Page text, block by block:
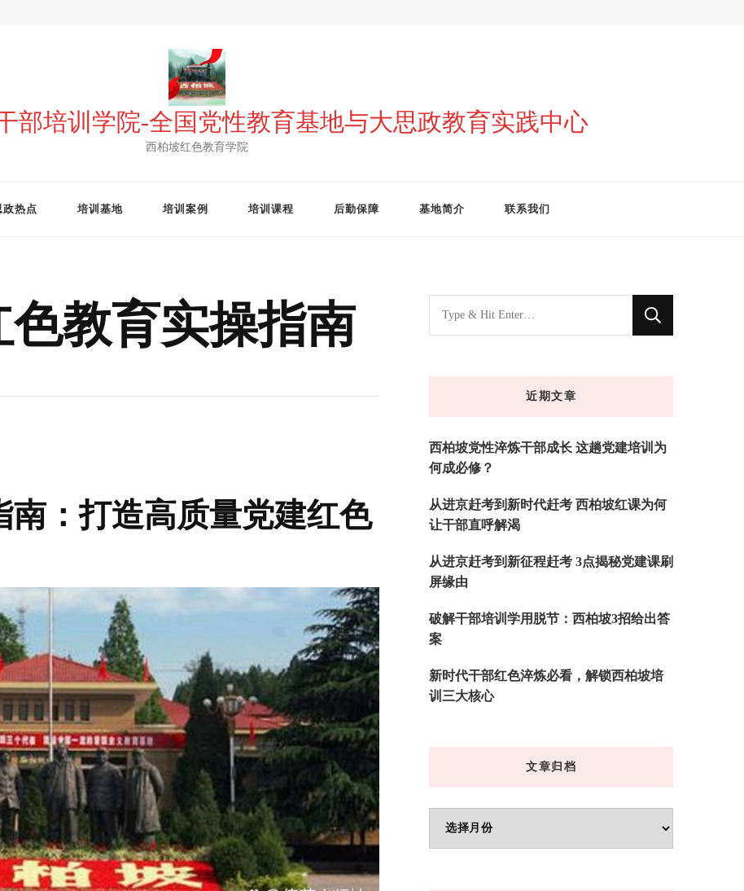
部培训学院-全国党性教育基地与大思政教育实践中心
西柏坡红色教育学院
政热点 培训基地 培训案例 培训课程 后勤保障 基地简介 联系我们
教育实操指南
南：打造高质量党建红色
找
什
近期文章
西柏坡党性淬炼干部成长 这趟党建培训为
何成必修？
从进京赶考到新时代赶考 西柏坡红课为何
让干部直呼解渴
从进京赶考到新征程赶考 3点揭秘党建课刷
屏缘由
破解干部培训学用脱节：西柏坡3招给出答
案
新时代干部红色淬炼必看，解锁西柏坡培
训三大核心
文章归档
章